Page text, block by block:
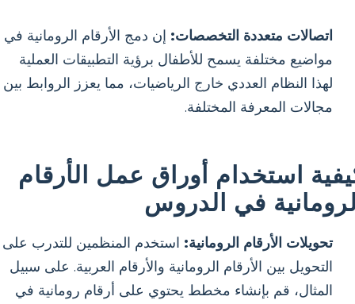
اتصالات متعددة التخصصات: إن دمج الأرقام الرومانية في
مواضيع مختلفة يسمح للأطفال برؤية التطبيقات العملية
لهذا النظام العددي خارج الرياضيات، مما يعزز الروابط بين
مجالات المعرفة المختلفة.
استخدام أوراق عمل الأرقام
في الدروس
تحويلات الأرقام الرومانية: استخدم المنظمين للتدرب على
التحويل بين الأرقام الرومانية والأرقام العربية. على سبيل
المثال، قم بإنشاء مخطط يحتوي على أرقام رومانية في